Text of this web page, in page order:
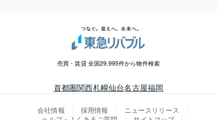
売買・賃貸 全国29,995件から物件検索
首都圏関西札幌仙台名古屋福岡
会社情報 採用情報
ニュースリリース